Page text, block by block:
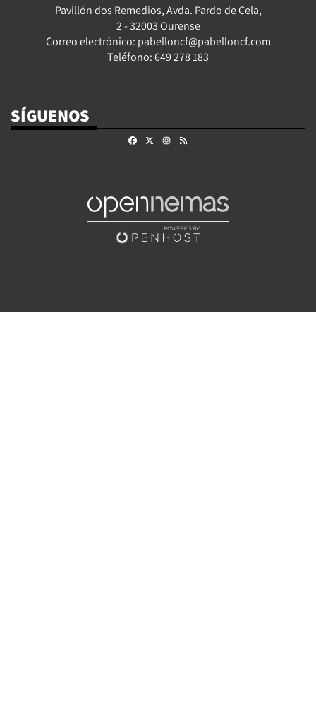
Pavillón dos Remedios, Avda. Pardo de Cela,
2 - 32003 Ourense
Correo electrónico: pabelloncf@pabelloncf.com
Teléfono: 649 278 183
SÍGUENOS
FacebookInstagram